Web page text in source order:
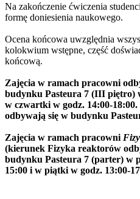
Na zakończenie ćwiczenia
formę doniesienia naukowego.
Ocena końcowa uwzględnia
kolokwium wstępne, część
końcową.
Zajęcia w ramach pracowni
budynku Pasteura 7 (III piętro)
w czwartki w godz. 14:00-
odbywają się w budynku
Zajęcia w ramach pracowni
(kierunek Fizyka reaktorów
budynku Pasteura 7 (parter) w
15:00 i w piątki w godz. 13:00-